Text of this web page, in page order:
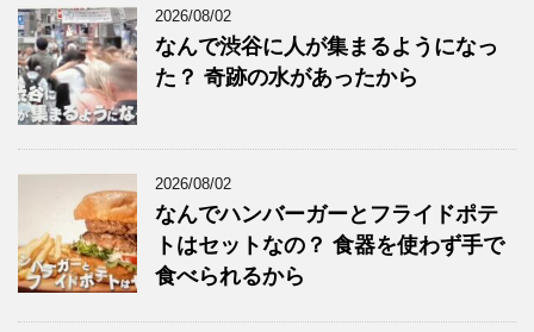
2026/08/02
なんで渋谷に人が集まるようになっ
た？ 奇跡の水があったから
2026/08/02
なんでハンバーガーとフライドポテ
トはセットなの？ 食器を使わず手で
食べられるから